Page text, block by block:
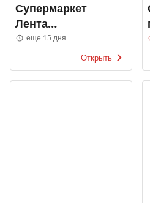
Супермаркет
Лента
Электронные
еще 15 дня
Открыть